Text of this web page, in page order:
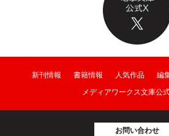
新刊情報 書籍情報 人気作品 編
メディアワークス文庫公
お問い合わせ